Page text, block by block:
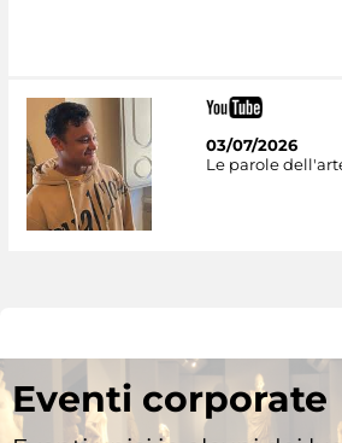
03/07/2026
Le parole
Eventi corporate